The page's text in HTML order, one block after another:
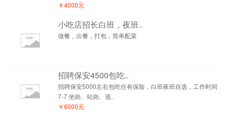
￥4000元
小吃店招长白班，夜班..
做餐，出餐，打包，简单配菜
招聘保安4500包吃..
招聘保安5000左右包吃住有保险，白班夜班自选，工作时间
7-7 坐岗、站岗、巡..
￥6000元